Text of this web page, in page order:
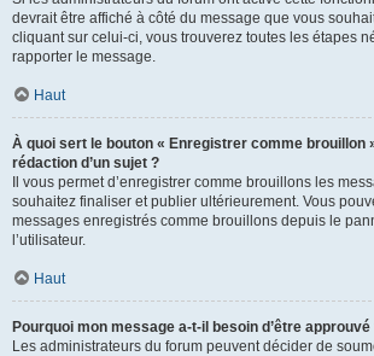
devrait être affiché à côté du message que vous
cliquant sur celui-ci, vous trouverez toutes les étapes
rapporter le message.
Haut
À quoi sert le bouton « Enregistrer comme brouillon
rédaction d’un sujet ?
Il vous permet d’enregistrer comme brouillons les
souhaitez finaliser et publier ultérieurement. Vous
messages enregistrés comme brouillons depuis le
l’utilisateur.
Haut
Pourquoi mon message a-t-il besoin d’être approuvé
Les administrateurs du forum peuvent décider de